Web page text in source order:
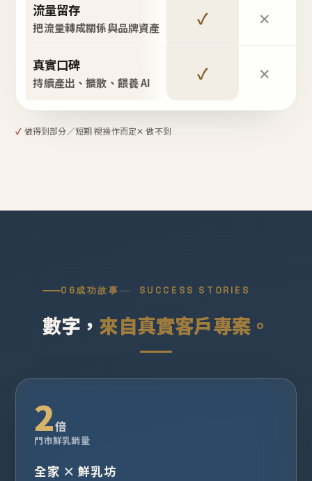
流量留存
把流量轉成關係與品牌資產 ✓ ✕
真實口碑
持續產出、擴散、餵養 AI ✓ ✕
✓ 做得到部分／短期 視操作而定✕ 做不到
06成功故事 SUCCESS STORIES
數字， 來自真實客戶專案。
2倍
門市鮮乳銷量
全家 × 鮮乳坊